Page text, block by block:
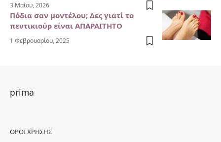
3 Μαΐου, 2026
Πόδια σαν μοντέλου; Δες γιατί το
πεντικιούρ είναι ΑΠΑΡΑΙΤΗΤΟ
1 Φεβρουαρίου, 2025
prima
ΌΡΟΙ ΧΡΉΣΗΣ